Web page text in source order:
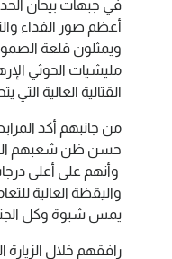
في جبهات بيحان
أعظم صور الفداء
ويمثلون قلعة
مليشيات الحوثي
القتالية العالية التي
من جانبهم أكد
حسن ظن شعبهم
وأنهم على أعلى
واليقظة العالية
يمس شبوة وكل
رافقهم خلال